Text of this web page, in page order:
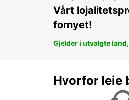
Vårt
fornyet!
Gjelder i utvalgte
Hvorfor leie